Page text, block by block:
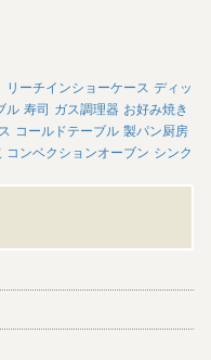
リーチインショーケース ディッ
ル 寿司 ガス調理器 お好み焼き
コールドテーブル 製パン厨房
コンベクションオーブン シンク